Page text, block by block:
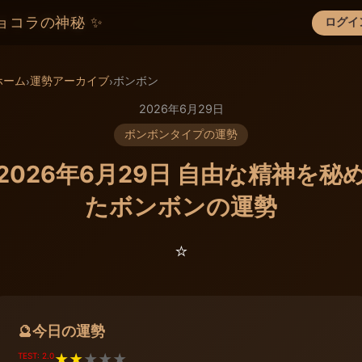
コラの神秘 ✨ ログイ
×
ーム›運勢アーカイブ›ボンボン
2026年6月29日
ボンボンタイプの運勢
年6月29日 自由な精神を秘
たボンボンの運勢
⭐️
🔮今日の運勢
TEST: 2.0